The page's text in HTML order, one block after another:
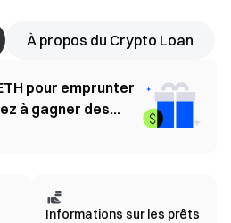
À propos du Crypto Loan
pour emprunter
à gagner des
de l'GTETH
Informations sur les prêts